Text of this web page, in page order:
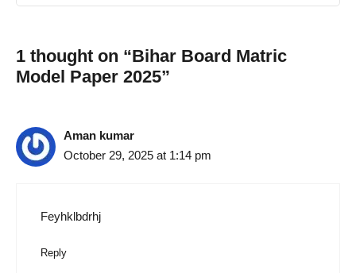
1 thought on “Bihar Board Matric
Model Paper 2025”
Aman kumar
October 29, 2025 at 1:14 pm
Feyhklbdrhj
Reply